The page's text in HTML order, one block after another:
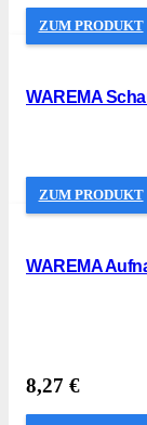
ZUM PRODUKT
WAREMA
ZUM PRODUKT
WAREMA
8,27 €